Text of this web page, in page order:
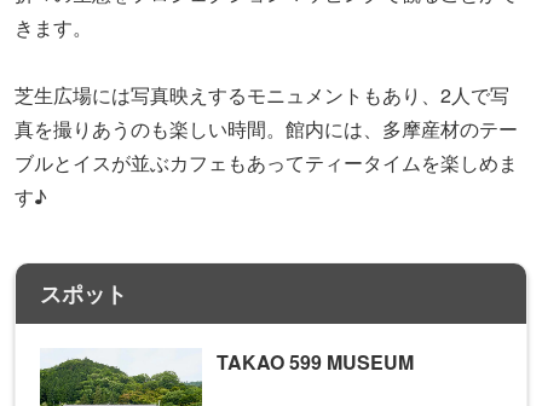
きます。
芝生広場には写真映えするモニュメントもあり、2人で写
真を撮りあうのも楽しい時間。館内には、多摩産材のテー
ブルとイスが並ぶカフェもあってティータイムを楽しめま
す♪
スポット
TAKAO 599 MUSEUM